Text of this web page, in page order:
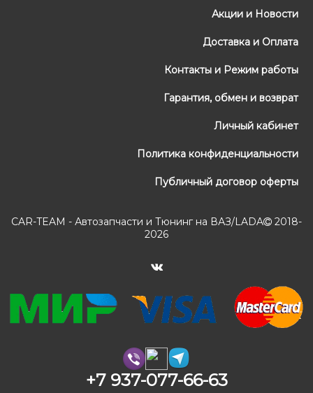
Акции и Новости
Доставка и Оплата
Контакты и Режим работы
Гарантия, обмен и возврат
Личный кабинет
Политика конфиденциальности
Публичный договор оферты
CAR-TEAM - Автозапчасти и Тюнинг на ВАЗ/LADA
2018-
2026
+7 937-077-66-63